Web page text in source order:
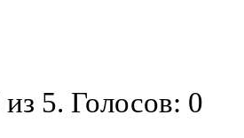
из 5. Голосов: 0